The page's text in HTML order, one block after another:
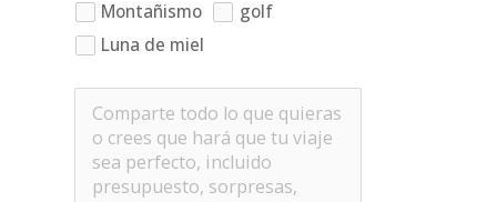
Montañismo
golf
Luna de miel